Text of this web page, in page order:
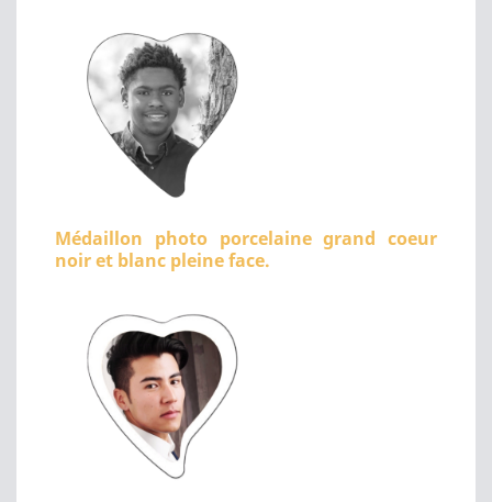
Médaillon photo porcelaine grand coeur
noir et blanc pleine face.